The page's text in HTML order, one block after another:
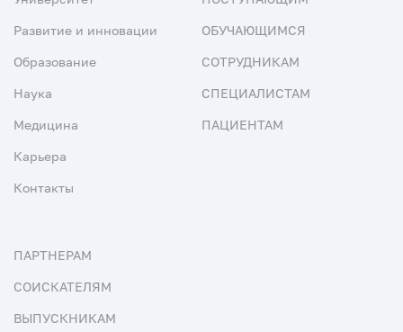
Развитие и инновации
Образование
Наука
Медицина
Карьера
Контакты
ОБУЧАЮЩИМСЯ
СОТРУДНИКАМ
СПЕЦИАЛИСТАМ
ПАЦИЕНТАМ
ПАРТНЕРАМ
СОИСКАТЕЛЯМ
ВЫПУСКНИКАМ